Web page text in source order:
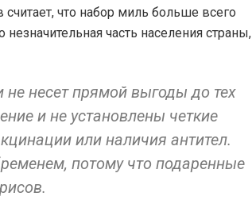
что набор миль больше всего
часть населения страны,
несет прямой выгоды до тех
и не установлены четкие
или наличия антител.
потому что подаренные